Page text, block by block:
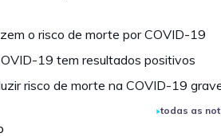
o risco de morte por COVID-19
19 tem resultados positivos
risco de morte na COVID-19
todas as